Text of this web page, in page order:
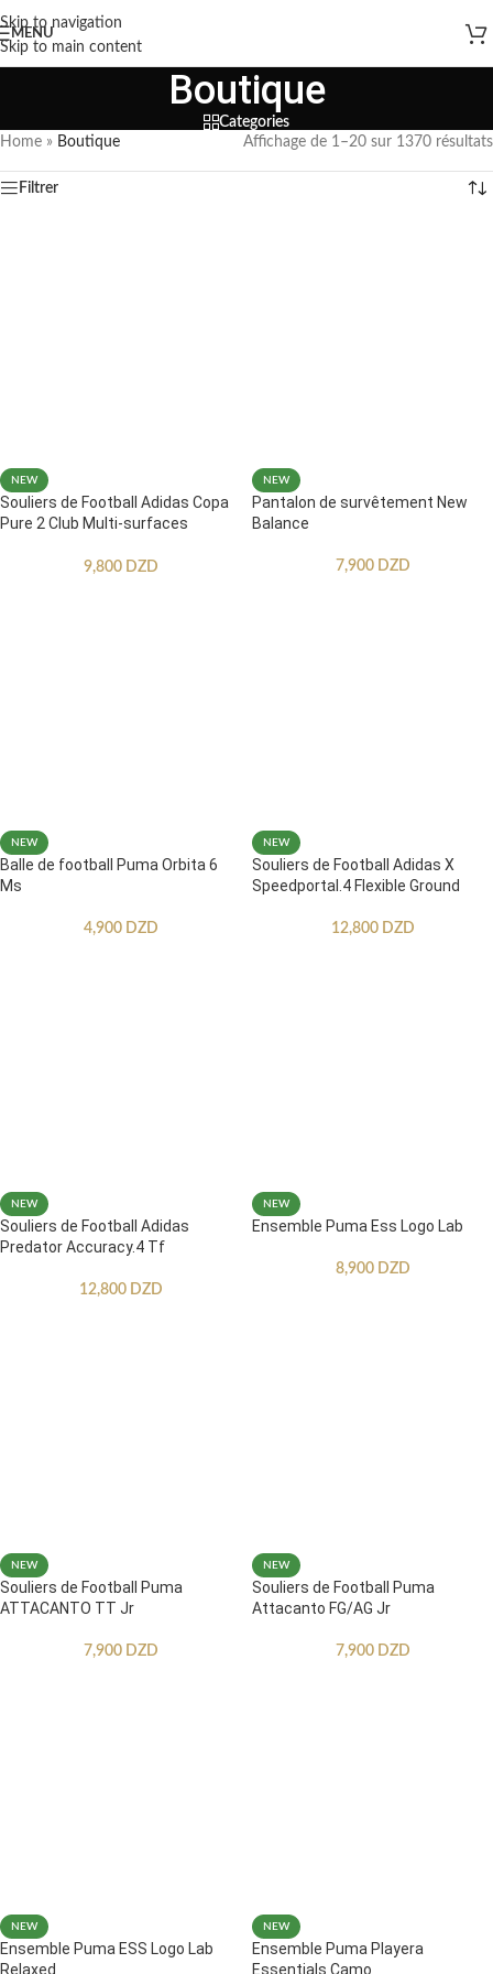
Skip to navigation
Skip to main content
MENU
Boutique
Categories
Home » Boutique Affichage de 1–20 sur 1370 résultats
Filtrer
NEW
Souliers de Football Adidas Copa
Pure 2 Club Multi-surfaces
9,800 DZD
NEW
Pantalon de survêtement New
Balance
7,900 DZD
NEW
Balle de football Puma Orbita 6
Ms
4,900 DZD
NEW
Souliers de Football Adidas X
Speedportal.4 Flexible Ground
12,800 DZD
NEW
Souliers de Football Adidas
Predator Accuracy.4 Tf
12,800 DZD
NEW
Ensemble Puma Ess Logo Lab
8,900 DZD
NEW
Souliers de Football Puma
ATTACANTO TT Jr
7,900 DZD
NEW
Souliers de Football Puma
Attacanto FG/AG Jr
7,900 DZD
NEW
Ensemble Puma ESS Logo Lab
Relaxed
NEW
Ensemble Puma Playera
Essentials Camo